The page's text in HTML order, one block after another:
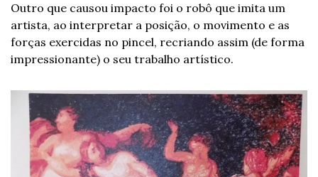
Outro que causou impacto foi o robô que imita um
artista, ao interpretar a posição, o movimento e as
forças exercidas no pincel, recriando assim (de forma
impressionante) o seu trabalho artístico.